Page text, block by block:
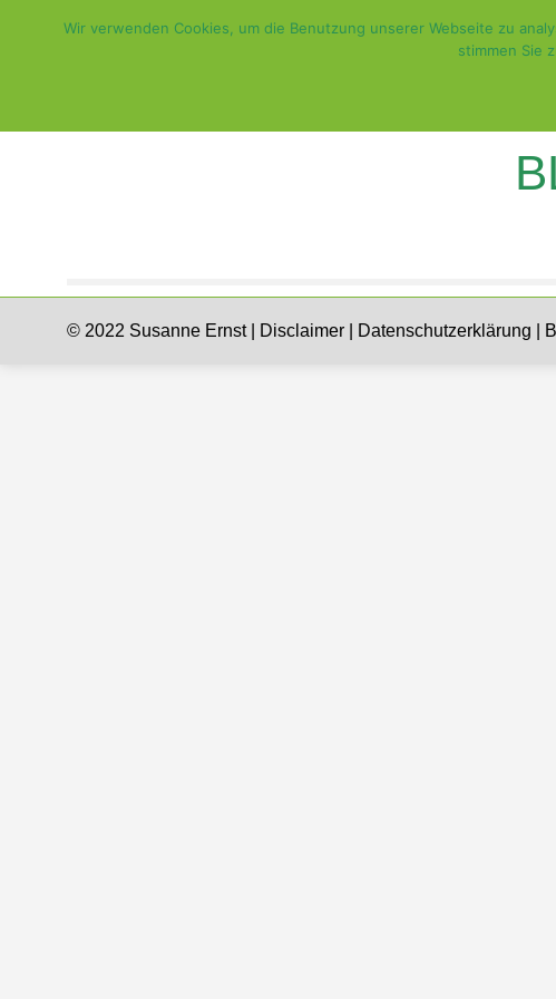
© 2022 Susanne Ernst | Disclaimer Datenschutzerklärung
Wir verwenden Cookies, um die Benutzung unserer Webseite zu
stimmen Sie